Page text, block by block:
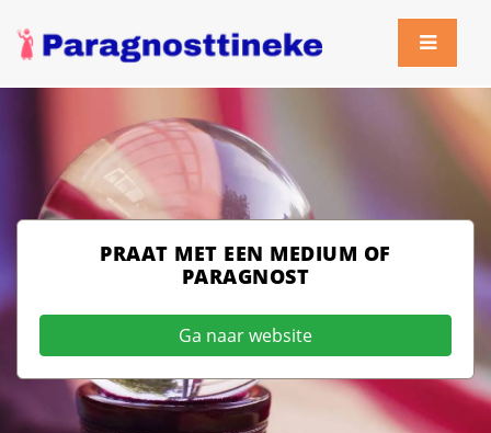
PRAAT MET EEN MEDIUM OF
PARAGNOST
Ga naar website